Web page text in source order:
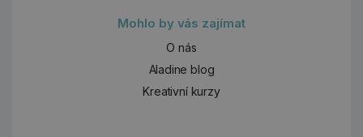
Mohlo by vás zajímat
O nás
Aladine blog
Kreativní kurzy